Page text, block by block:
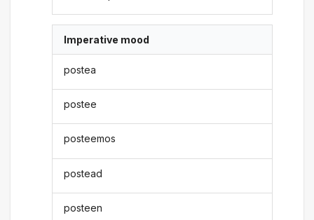
Imperative mood
postea
postee
posteemos
postead
posteen